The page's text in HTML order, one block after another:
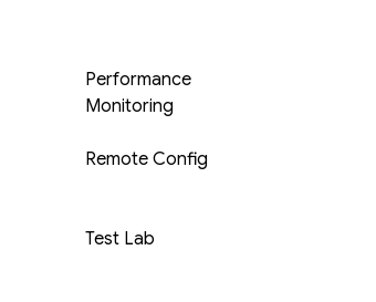
Performance
Monitoring
Remote Config
Test Lab